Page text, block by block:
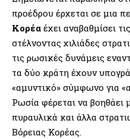
προέδρου έρχεται σε μια
Κορέα έχει αναβαθμίσει
στέλνοντας χιλιάδες
τις ρωσικές δυνάμεις
τα δύο κράτη έχουν
«αμυντικό» σύμφωνο για
Ρωσία φέρεται να βοηθάει
πυραυλικά και άλλα
Βόρειας Κορέας.